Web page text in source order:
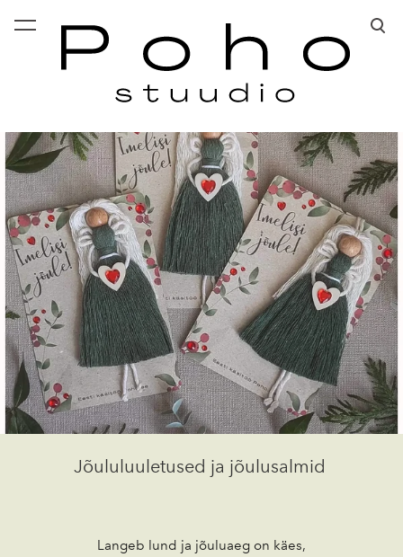
lisati ostukorvi.
Jõululuuletused ja jõulusalmid
Langeb lund ja jõuluaeg on käes,